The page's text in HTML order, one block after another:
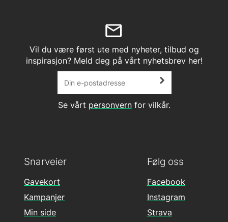
Vil du være først ute med nyheter, tilbud og
inspirasjon? Meld deg på vårt nyhetsbrev her!
Se vårt personvernfor vilkår.
Følg oss
Facebook
Instagram
Strava
Snarveier
Gavekort
Kampanjer
Min side